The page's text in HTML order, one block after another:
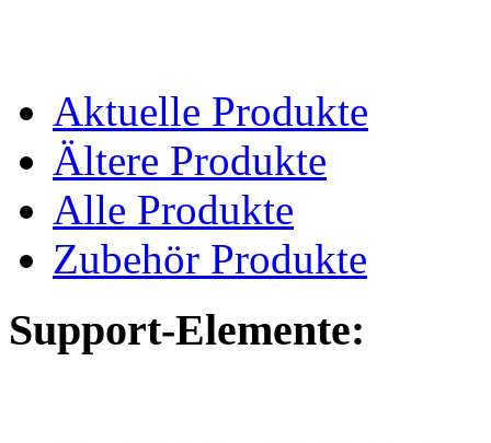
Aktuelle Produkte
Ältere Produkte
Alle Produkte
Zubehör Produkte
Support-Elemente: